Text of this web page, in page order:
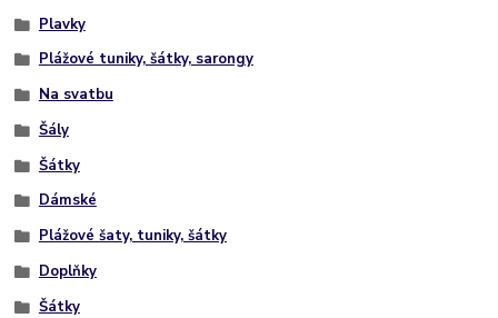
Plavky
Plážové tuniky, šátky, sarongy
Na svatbu
Šály
Šátky
Dámské
Plážové šaty, tuniky, šátky
Doplňky
Šátky